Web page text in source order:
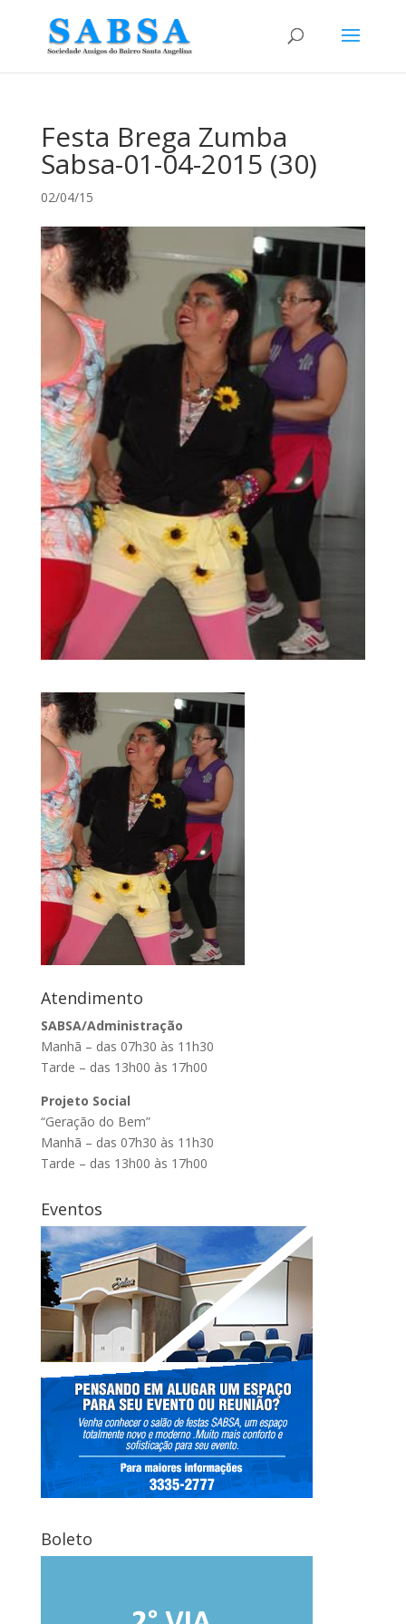
Festa Brega Zumba
Sabsa-01-04-2015 (30)
02/04/15
Atendimento
SABSA/Administração
Manhã – das 07h30 às 11h30
Tarde – das 13h00 às 17h00
Projeto Social
“Geração do Bem”
Manhã – das 07h30 às 11h30
Tarde – das 13h00 às 17h00
Eventos
Boleto